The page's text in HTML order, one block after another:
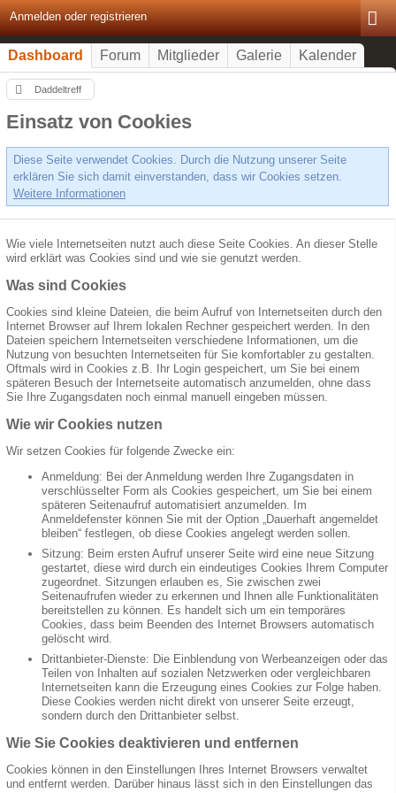
Anmelden oder registrieren
Dashboard Forum Mitglieder Galerie Kalender
Daddeltreff
Einsatz von Cookies
Diese Seite verwendet Cookies. Durch die Nutzung unserer Seite
erklären Sie sich damit einverstanden, dass wir Cookies setzen.
Weitere Informationen
Wie viele Internetseiten nutzt auch diese Seite Cookies. An dieser Stelle
wird erklärt was Cookies sind und wie sie genutzt werden.
Was sind Cookies
Cookies sind kleine Dateien, die beim Aufruf von Internetseiten durch den
Internet Browser auf Ihrem lokalen Rechner gespeichert werden. In den
Dateien speichern Internetseiten verschiedene Informationen, um die
Nutzung von besuchten Internetseiten für Sie komfortabler zu gestalten.
Oftmals wird in Cookies z.B. Ihr Login gespeichert, um Sie bei einem
späteren Besuch der Internetseite automatisch anzumelden, ohne dass
Sie Ihre Zugangsdaten noch einmal manuell eingeben müssen.
Wie wir Cookies nutzen
Wir setzen Cookies für folgende Zwecke ein:
Anmeldung: Bei der Anmeldung werden Ihre Zugangsdaten in
verschlüsselter Form als Cookies gespeichert, um Sie bei einem
späteren Seitenaufruf automatisiert anzumelden. Im
Anmeldefenster können Sie mit der Option „Dauerhaft angemeldet
bleiben“ festlegen, ob diese Cookies angelegt werden sollen.
Sitzung: Beim ersten Aufruf unserer Seite wird eine neue Sitzung
gestartet, diese wird durch ein eindeutiges Cookies Ihrem Computer
zugeordnet. Sitzungen erlauben es, Sie zwischen zwei
Seitenaufrufen wieder zu erkennen und Ihnen alle Funktionalitäten
bereitstellen zu können. Es handelt sich um ein temporäres
Cookies, dass beim Beenden des Internet Browsers automatisch
gelöscht wird.
Drittanbieter-Dienste: Die Einblendung von Werbeanzeigen oder das
Teilen von Inhalten auf sozialen Netzwerken oder vergleichbaren
Internetseiten kann die Erzeugung eines Cookies zur Folge haben.
Diese Cookies werden nicht direkt von unserer Seite erzeugt,
sondern durch den Drittanbieter selbst.
Wie Sie Cookies deaktivieren und entfernen
Cookies können in den Einstellungen Ihres Internet Browsers verwaltet
und entfernt werden. Darüber hinaus lässt sich in den Einstellungen das